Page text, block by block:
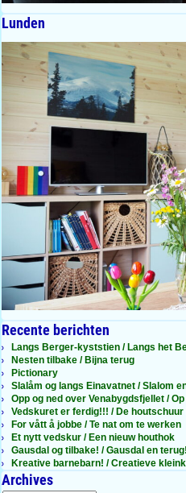
Lunden
Recente berichten
Langs Berger-kyststien / Langs het
Nesten tilbake / Bijna terug
Pictionary
Slalåm og langs Einavatnet / Slalom
Opp og ned over Venabygdsfjellet /
Vedskuret er ferdig!!! / De
For vått å jobbe / Te nat om te werken
Et nytt vedskur / Een nieuw houthok
Gausdal og tilbake! / Gausdal en terug!
Kreative barnebarn! / Creatieve
Archives